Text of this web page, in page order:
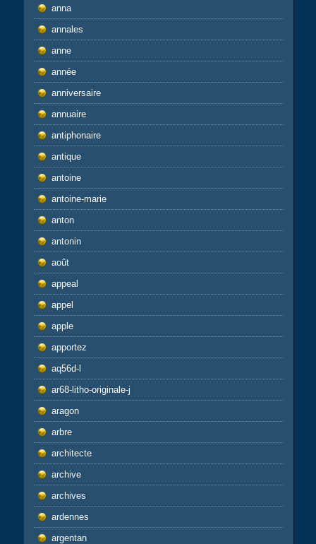
anna
annales
anne
année
anniversaire
annuaire
antiphonaire
antique
antoine
antoine-marie
anton
antonin
août
appeal
appel
apple
apportez
aq56d-l
ar68-litho-originale-j
aragon
arbre
architecte
archive
archives
ardennes
argentan